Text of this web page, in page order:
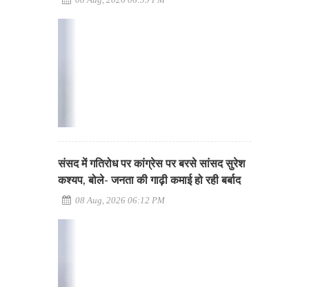
संसद में गतिरोध पर कांग्रेस पर बरसे सांसद सुरेश
कश्यप, बोले- जनता की गाढ़ी कमाई हो रही बर्बाद
08 Aug, 2026 06:12 PM